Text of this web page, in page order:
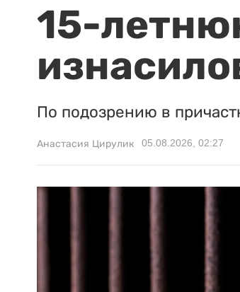
15-
По подозрению в
Анастасия Цирулик 05.08.2026, 02:27